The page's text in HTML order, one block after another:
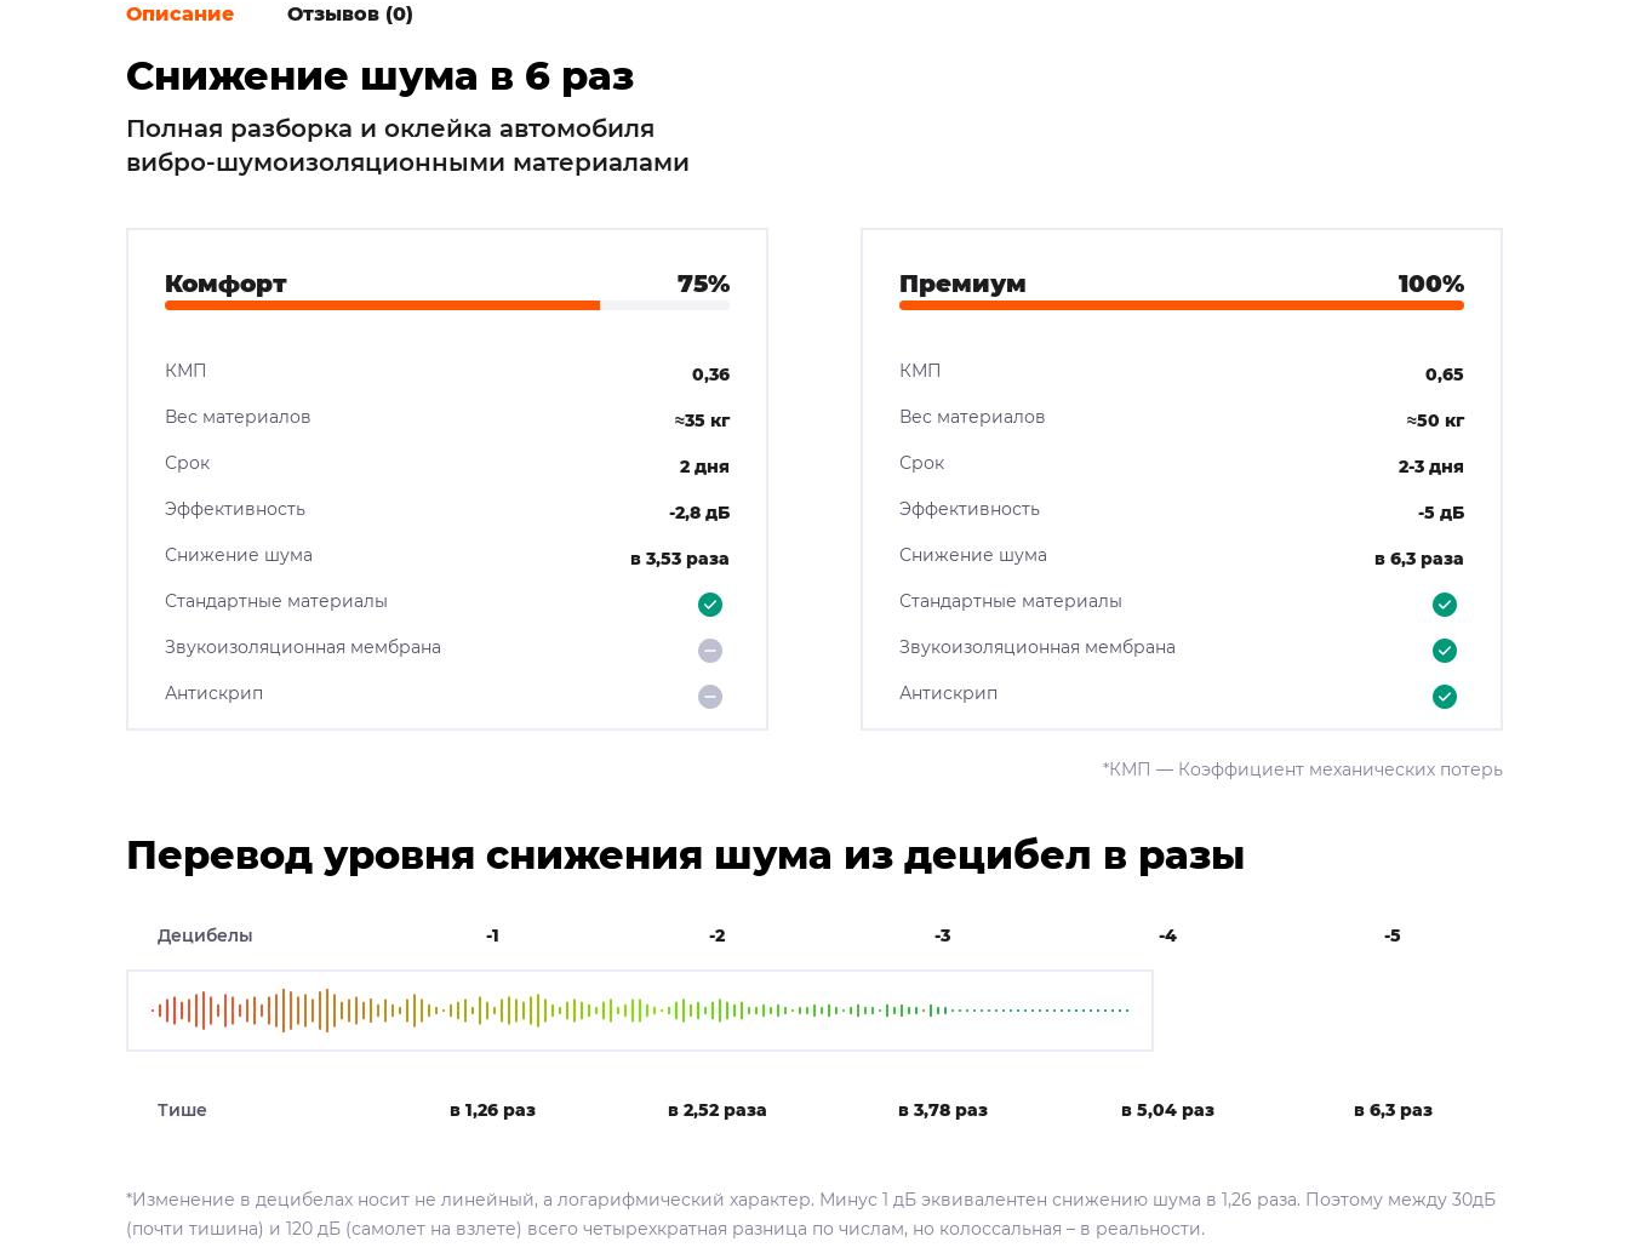
Описание Отзывов (0)
Снижение шума в 6 раз
Полная разборка и оклейка автомобиля
вибро-шумоизоляционными материалами
Комфорт 75%
КМП
0,36
Вес материалов
≈35 кг
Срок
2 дня
Эффективность
-2,8 дБ
Снижение шума
в 3,53 раза
Стандартные материалы
Звукоизоляционная мембрана
Антискрип
Премиум 100%
КМП
0,65
Вес материалов
≈50 кг
Срок
2-3 дня
Эффективность
-5 дБ
Снижение шума
в 6,3 раза
Стандартные материалы
Звукоизоляционная мембрана
Антискрип
*КМП — Коэффициент механических потерь
Перевод уровня снижения шума из децибел в разы
Децибелы -1 -2 -3 -4 -5
Тише в 1,26 раз в 2,52 раза в 3,78 раз в 5,04 раз в 6,3 раз
*Изменение в децибелах носит не линейный, а логарифмический характер. Минус 1 дБ эквивалентен снижению шума в 1,26 раза. Поэтому между 30дБ
(почти тишина) и 120 дБ (самолет на взлете) всего четырехкратная разница по числам, но колоссальная – в реальности.